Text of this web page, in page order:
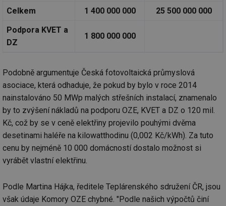
Celkem 1 400 000 000
25 500 000 000
Podpora KVET a
DZ
1 800 000 000
Podobně argumentuje Česká fotovoltaická průmyslová
asociace, která odhaduje, že pokud by bylo v roce 2014
nainstalováno 50 MWp malých střešních instalací, znamenalo
by to zvýšení nákladů na podporu OZE, KVET a DZ o 120 mil.
Kč, což by se v ceně elektřiny projevilo pouhými dvěma
desetinami haléře na kilowatthodinu (0,002 Kč/kWh). Za tuto
cenu by nejméně 10 000 domácností dostalo možnost si
vyrábět vlastní elektřinu.
Podle Martina Hájka, ředitele Teplárenského sdružení ČR, jsou
však údaje Komory OZE chybné. "Podle našich výpočtů činí